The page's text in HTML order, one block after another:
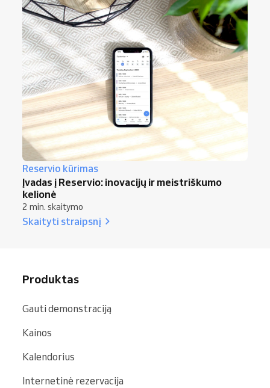
Reservio kūrimas
Įvadas į Reservio: inovacijų ir meistriškumo
kelionė
2 min. skaitymo
Skaityti straipsnį
Produktas
Gauti demonstraciją
Kainos
Kalendorius
Internetinė rezervacija